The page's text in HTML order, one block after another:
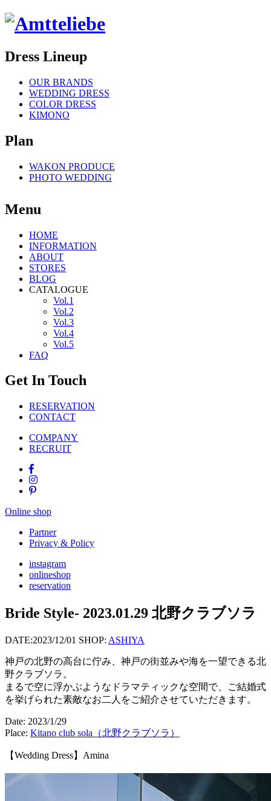
Dress Lineup
OUR BRANDS
WEDDING DRESS
COLOR DRESS
KIMONO
Plan
WAKON PRODUCE
PHOTO WEDDING
Menu
HOME
INFORMATION
ABOUT
STORES
BLOG
CATALOGUE
Vol.1
Vol.2
Vol.3
Vol.4
Vol.5
FAQ
Get In Touch
RESERVATION
CONTACT
COMPANY
RECRUIT
Online shop
Partner
Privacy & Policy
instagram
onlineshop
reservation
Bride Style- 2023.01.29 北野クラブソラ
DATE:2023/12/01 SHOP: ASHIYA
神戸の北野の高台に佇み、神戸の街並みや海を一望できる北
野クラブソラ。
まるで空に浮かぶようなドラマティックな空間で、ご結婚式
を挙げられた素敵なお二人をご紹介させていただきます。
Date: 2023/1/29
Place: Kitano club sola（北野クラブソラ）
【Wedding Dress】Amina